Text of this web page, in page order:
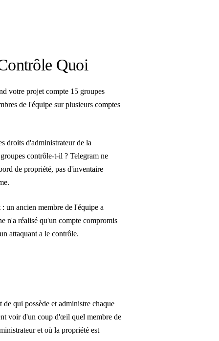
Quoi
votre projet compte 15 groupes
de l'équipe sur plusieurs comptes
droits d'administrateur de la
contrôle-t-il ? Telegram ne
de propriété, pas d'inventaire
un ancien membre de l'équipe a
n'a réalisé qu'un compte compromis
attaquant a le contrôle.
qui possède et administre chaque
voir d'un coup d'œil quel membre de
et où la propriété est